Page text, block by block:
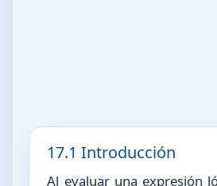
17.1 Introducción
Al evaluar una expresión